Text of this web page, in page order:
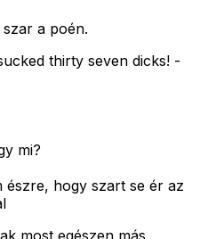
a poén.
thirty seven dicks! -
mi?
észre, hogy szart se ér az